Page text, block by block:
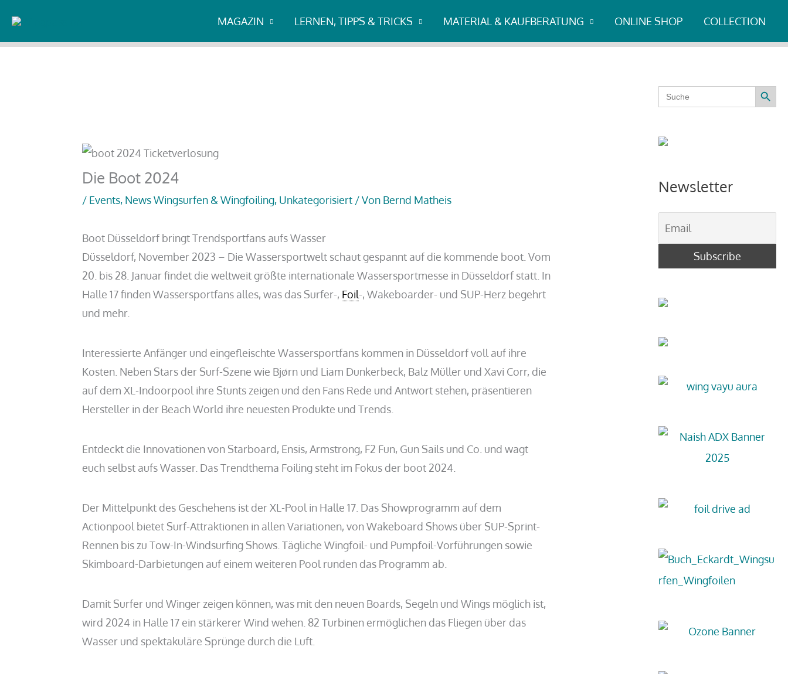
Inhalt
springen
MAGAZIN LERNEN, TIPPS & TRICKS MATERIAL & KAUFBERATUNG ONLINE SHOP COLLECTION
Die Boot 2024
/ Events, News Wingsurfen & Wingfoiling, Unkategorisiert / Von Bernd Matheis
Boot Düsseldorf bringt Trendsportfans aufs Wasser
Düsseldorf, November 2023 – Die Wassersportwelt schaut gespannt auf die kommende boot. Vom
20. bis 28. Januar findet die weltweit größte internationale Wassersportmesse in Düsseldorf statt. In
Halle 17 finden Wassersportfans alles, was das Surfer-, Foil-, Wakeboarder- und SUP-Herz begehrt
und mehr.
Interessierte Anfänger und eingefleischte Wassersportfans kommen in Düsseldorf voll auf ihre
Kosten. Neben Stars der Surf-Szene wie Bjørn und Liam Dunkerbeck, Balz Müller und Xavi Corr, die
auf dem XL-Indoorpool ihre Stunts zeigen und den Fans Rede und Antwort stehen, präsentieren
Hersteller in der Beach World ihre neuesten Produkte und Trends.
Entdeckt die Innovationen von Starboard, Ensis, Armstrong, F2 Fun, Gun Sails und Co. und wagt
euch selbst aufs Wasser. Das Trendthema Foiling steht im Fokus der boot 2024.
Der Mittelpunkt des Geschehens ist der XL-Pool in Halle 17. Das Showprogramm auf dem
Actionpool bietet Surf-Attraktionen in allen Variationen, von Wakeboard Shows über SUP-Sprint-
Rennen bis zu Tow-In-Windsurfing Shows. Tägliche Wingfoil- und Pumpfoil-Vorführungen sowie
Skimboard-Darbietungen auf einem weiteren Pool runden das Programm ab.
Damit Surfer und Winger zeigen können, was mit den neuen Boards, Segeln und Wings möglich ist,
wird 2024 in Halle 17 ein stärkerer Wind wehen. 82 Turbinen ermöglichen das Fliegen über das
Wasser und spektakuläre Sprünge durch die Luft.
Search
for:
Search Button
Newsletter